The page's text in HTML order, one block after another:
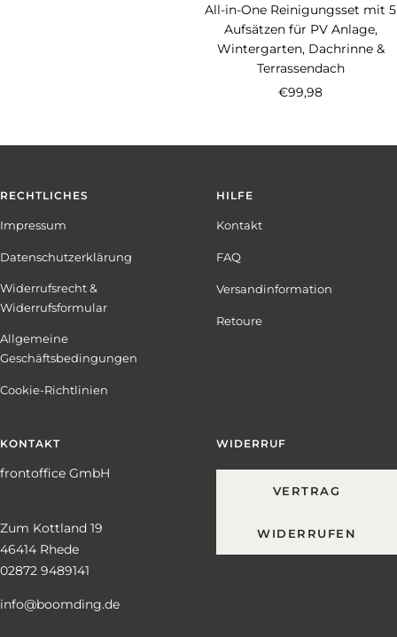
All-in-One Reinigungsset mit 5
Aufsätzen für PV Anlage,
Wintergarten, Dachrinne &
Terrassendach
Angebotspreis
€99,98
RECHTLICHES
Impressum
Datenschutzerklärung
Widerrufsrecht &
Widerrufsformular
Allgemeine
Geschäftsbedingungen
Cookie-Richtlinien
HILFE
Kontakt
FAQ
Versandinformation
Retoure
KONTAKT
frontoffice GmbH
Zum Kottland 19
46414 Rhede
02872 9489141
info@boomding.de
WIDERRUF
VERTRAG
WIDERRUFEN